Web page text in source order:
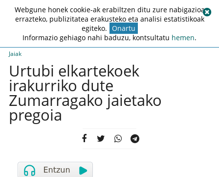
Jaiak
Urtubi elkartekoek
irakurriko dute
Zumarragako jaietako
pregoia
Webgune honek cookie-ak erabiltzen ditu zure nabigazioa
errazteko, publizitatea erakusteko eta analisi estatistikoak
egiteko. Onartu
Informazio gehiago nahi baduzu, kontsultatu hemen.